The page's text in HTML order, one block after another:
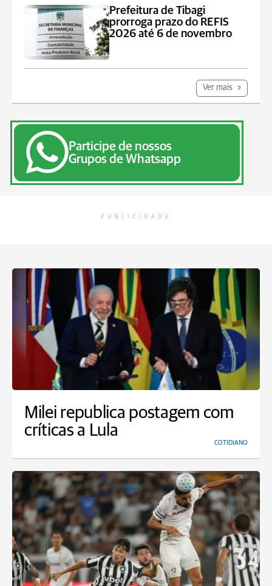
Prefeitura de Tibagi
prorroga prazo do REFIS
2026 até 6 de novembro
Ver mais
Participe de nossos
Grupos de Whatsapp
PUBLICIDADE
Milei republica postagem com
críticas a Lula
COTIDIANO